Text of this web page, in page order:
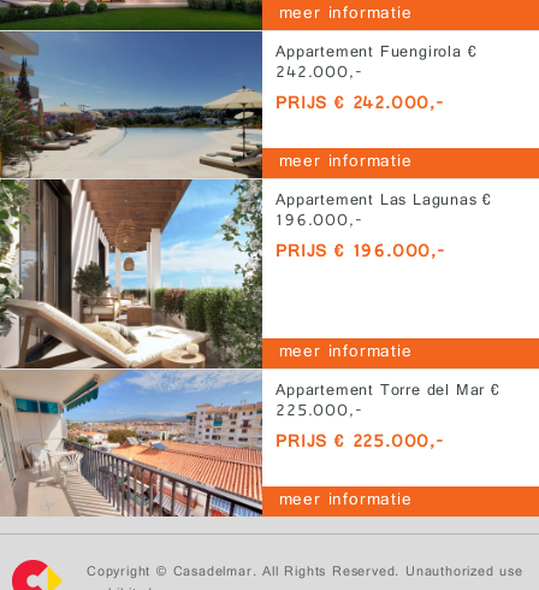
meer informatie
Appartement Fuengirola €
242.000,-
PRIJS € 242.000,-
meer informatie
Appartement Las Lagunas €
196.000,-
PRIJS € 196.000,-
meer informatie
Appartement Torre del Mar €
225.000,-
PRIJS € 225.000,-
meer informatie
Copyright © Casadelmar. All Rights Reserved. Unauthorized use